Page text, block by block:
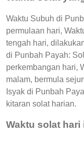
Waktu Subuh di
permulaan hari,
tengah hari,
di Punbah Payah:
perkembangan hari,
malam, bermula
Isyak di Punbah
kitaran solat harian.
Waktu solat hari